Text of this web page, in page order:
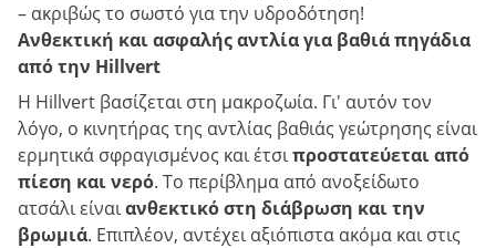
– ακριβώς το σωστό για την υδροδότηση!
Ανθεκτική και ασφαλής αντλία για βαθιά πηγάδια
από την Hillvert
Η Hillvert βασίζεται στη μακροζωία. Γι' αυτόν τον
λόγο, ο κινητήρας της αντλίας βαθιάς γεώτρησης είναι
ερμητικά σφραγισμένος και έτσιπροστατεύεται από
πίεση και νερό. Το περίβλημα από ανοξείδωτο
ατσάλι είναιανθεκτικό στη διάβρωση και την
βρωμιά. Επιπλέον, αντέχει αξιόπιστα ακόμα και στις